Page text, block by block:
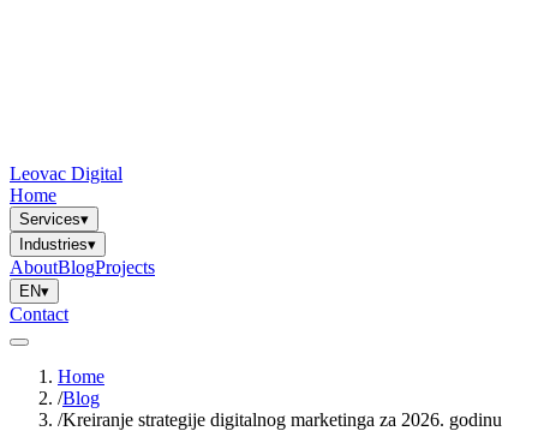
Leovac Digital
Home
Services▾
Industries▾
AboutBlogProjects
EN▾
Contact
Home
/Blog
/Kreiranje strategije digitalnog marketinga za 2026. godinu